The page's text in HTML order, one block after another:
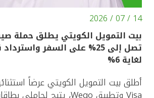
مملكة البحرين
14 / 07 / 2026
بيت التمويل الكويتي يطلق حملة
تصل إلى 25% على السفر
لغاية 6%
أطلق بيت التمويل الكويتي عرضاً